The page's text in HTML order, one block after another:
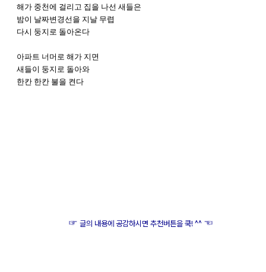
해가 중천에 걸리고 집을 나선 새들은
밤이 날짜변경선을 지날 무렵
다시 둥지로 돌아온다
아파트 너머로 해가 지면
새들이 둥지로 돌아와
한칸 한칸 불을 켠다
☞글의 내용에 공감하시면 추천버튼을 쿡! ^^